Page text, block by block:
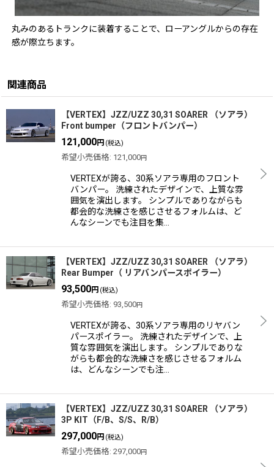
丸みのあるトランクに装着することで、ローアングルからの存在
感が際立ちます。
関連商品
【VERTEX】JZZ/UZZ 30,31 SOARER （ソアラ）
Front bumper（フロントバンパー）
121,000円 (税込)
希望小売価格: 121,000円
VERTEXが誇る、30系ソアラ専用のフロント
バンパー。 洗練されたデザインで、上質な雰
囲気を演出します。 シンプルでありながらも
都会的な洗練さを感じさせるフォルムは、ど
んなシーンでも注目を集…
【VERTEX】JZZ/UZZ 30,31 SOARER （ソアラ）
Rear Bumper（ リアバンパースポイラー）
93,500円 (税込)
希望小売価格: 93,500円
VERTEXが誇る、30系ソアラ専用のリヤバン
パースポイラー。 洗練されたデザインで、上
質な雰囲気を演出します。 シンプルでありな
がらも都会的な洗練さを感じさせるフォルム
は、どんなシーンでも注…
【VERTEX】JZZ/UZZ 30,31 SOARER （ソアラ）
3P KIT（F/B、S/S、R/B）
297,000円 (税込)
希望小売価格: 297,000円